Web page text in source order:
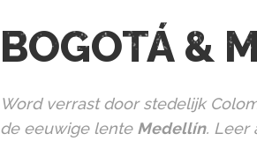
BOGOTÁ &
Word verrast door stedelijk
de eeuwige lente Medellín. Leer